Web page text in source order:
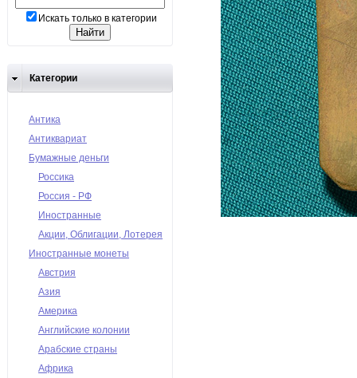
Искать только в категории
Категории
Антика
Антиквариат
Бумажные деньги
Россика
Россия - РФ
Иностранные
Акции, Облигации, Лотерея
Иностранные монеты
Австрия
Азия
Америка
Английские колонии
Арабские страны
Африка